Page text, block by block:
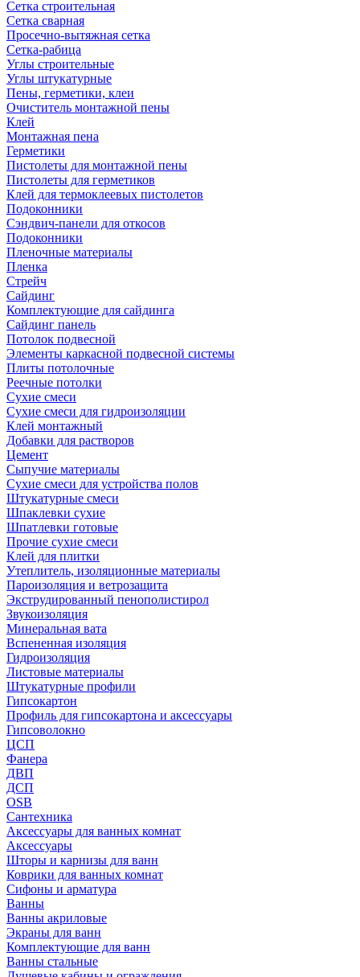
Сетка строительная
Сетка сварная
Просечно-вытяжная сетка
Сетка-рабица
Углы строительные
Углы штукатурные
Пены, герметики, клеи
Очиститель монтажной пены
Клей
Монтажная пена
Герметики
Пистолеты для монтажной пены
Пистолеты для герметиков
Клей для термоклеевых пистолетов
Подоконники
Сэндвич-панели для откосов
Подоконники
Пленочные материалы
Пленка
Стрейч
Сайдинг
Комплектующие для сайдинга
Сайдинг панель
Потолок подвесной
Элементы каркасной подвесной системы
Плиты потолочные
Реечные потолки
Сухие смеси
Сухие смеси для гидроизоляции
Клей монтажный
Добавки для растворов
Цемент
Сыпучие материалы
Сухие смеси для устройства полов
Штукатурные смеси
Шпаклевки сухие
Шпатлевки готовые
Прочие сухие смеси
Клей для плитки
Утеплитель, изоляционные материалы
Пароизоляция и ветрозащита
Экструдированный пенополистирол
Звукоизоляция
Минеральная вата
Вспененная изоляция
Гидроизоляция
Листовые материалы
Штукатурные профили
Гипсокартон
Профиль для гипсокартона и аксессуары
Гипсоволокно
ЦСП
Фанера
ДВП
ДСП
OSB
Сантехника
Аксессуары для ванных комнат
Аксессуары
Шторы и карнизы для ванн
Коврики для ванных комнат
Сифоны и арматура
Ванны
Ванны акриловые
Экраны для ванн
Комплектующие для ванн
Ванны стальные